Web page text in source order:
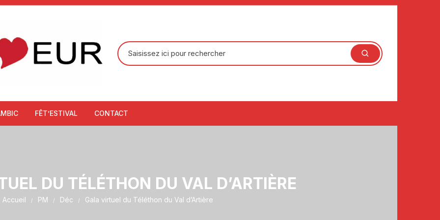
Recherche
pour
FÊT’ESTIVAL CONTACT
DU TÉLÉTHON DU VAL D’ARTIÈRE
Accueil PM Déc Gala virtuel du Téléthon du Val d’Artière